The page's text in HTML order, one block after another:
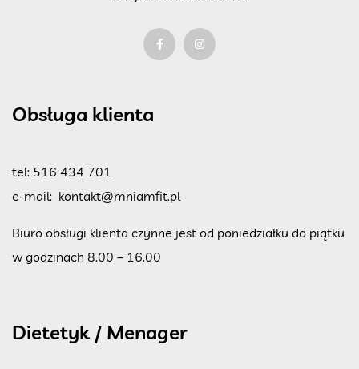
Obsługa klienta
tel: 516 434 701
e-mail: kontakt@mniamfit.pl
Biuro obsługi klienta czynne jest od poniedziałku do piątku
w godzinach 8.00 – 16.00
Dietetyk / Menager